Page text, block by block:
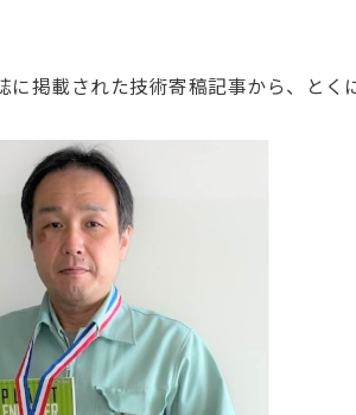
に掲載された技術寄稿記事から、と